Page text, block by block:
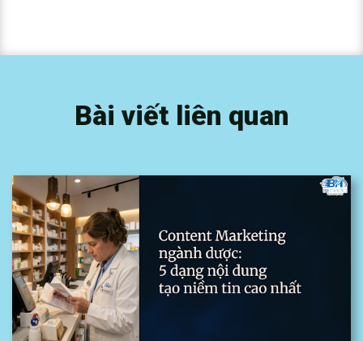
Bài viết liên quan